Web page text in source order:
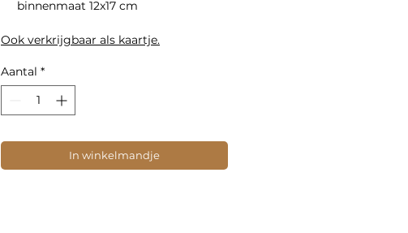
binnenmaat 12x17 cm
Ook verkrijgbaar als kaartje.
Aantal *
In winkelmandje